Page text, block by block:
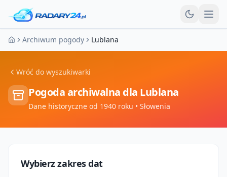
Strona główna
Archiwum pogody Lublana
Wróć do wyszukiwarki
Pogoda archiwalna dla Lublana
Dane historyczne od 1940 roku • Słowenia
Wybierz zakres dat